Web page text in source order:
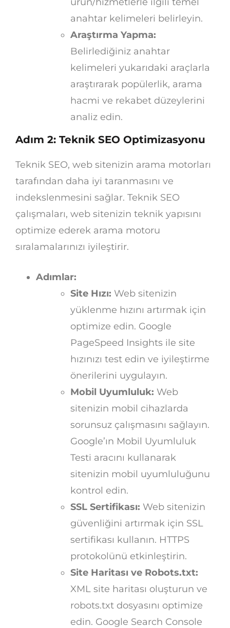
anahtar kelimeleri belirleyin.
Araştırma Yapma:
Belirlediğiniz anahtar
kelimeleri yukarıdaki araçlarla
araştırarak popülerlik, arama
hacmi ve rekabet düzeylerini
analiz edin.
Adım 2: Teknik SEO Optimizasyonu
Teknik SEO, web sitenizin arama motorları
tarafından daha iyi taranmasını ve
indekslenmesini sağlar. Teknik SEO
çalışmaları, web sitenizin teknik yapısını
optimize ederek arama motoru
sıralamalarınızı iyileştirir.
Adımlar:
Site Hızı: Web sitenizin
yüklenme hızını artırmak için
optimize edin. Google
PageSpeed Insights ile site
hızınızı test edin ve iyileştirme
önerilerini uygulayın.
Mobil Uyumluluk: Web
sitenizin mobil cihazlarda
sorunsuz çalışmasını sağlayın.
Google’ın Mobil Uyumluluk
Testi aracını kullanarak
sitenizin mobil uyumluluğunu
kontrol edin.
SSL Sertifikası: Web sitenizin
güvenliğini artırmak için SSL
sertifikası kullanın. HTTPS
protokolünü etkinleştirin.
Site Haritası ve Robots.txt:
XML site haritası oluşturun ve
robots.txt dosyasını optimize
edin. Google Search Console